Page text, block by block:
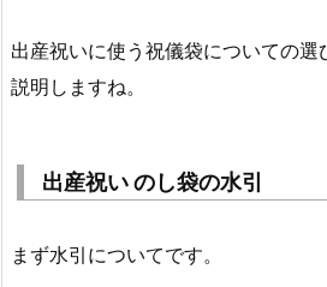
出産祝いに使う祝儀袋についての選
説明しますね。
出産祝い のし袋の水引
まず水引についてです。